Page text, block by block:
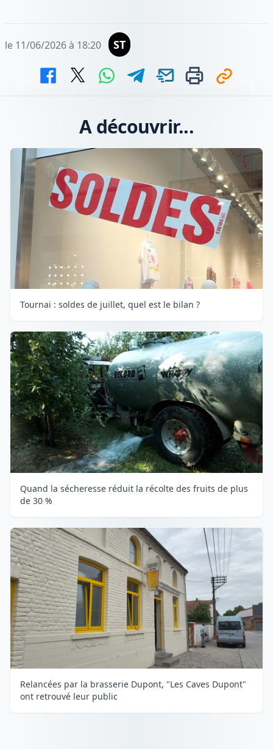
le 11/06/2026 à 18:20 ST
A découvrir...
Tournai : soldes de juillet, quel est le bilan ?
Quand la sécheresse réduit la récolte des fruits de plus
de 30 %
Relancées par la brasserie Dupont, "Les Caves Dupont"
ont retrouvé leur public